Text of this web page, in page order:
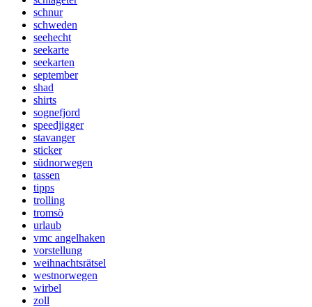
schnur
schweden
seehecht
seekarte
seekarten
september
shad
shirts
sognefjord
speedjigger
stavanger
sticker
südnorwegen
tassen
tipps
trolling
tromsö
urlaub
vmc angelhaken
vorstellung
weihnachtsrätsel
westnorwegen
wirbel
zoll